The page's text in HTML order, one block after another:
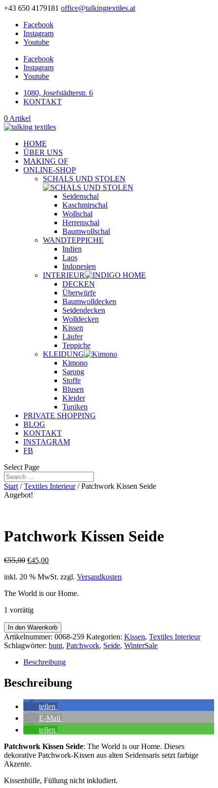
+43 650 4179181 office@talkingtextiles.at
Facebook
Instagram
Youtube
Facebook
Instagram
Youtube
1080, Josefstädterstr. 6
KONTAKT
0 Artikel
HOME
ÜBER UNS
MAKING OF
ONLINE-SHOP
SCHALS UND STOLEN
Seidenschal
Kaschmirschal
Wollschal
Herrenschal
Baumwollschal
WANDTEPPICHE
Indien
Laos
Indonesien
INTERIEUR
DECKEN
Überwürfe
Baumwolldecken
Seidendecken
Wolldecken
Kissen
Läufer
Teppiche
KLEIDUNG
Kimono
Sarong
Stoffe
Blusen
Kleider
Tuniken
PRIVATE SHOPPING
BLOG
KONTAKT
INSTAGRAM
FB
Select Page
Start /Textiles Interieur/ Patchwork Kissen Seide
Angebot!
Patchwork Kissen Seide
€55,00 Ursprünglicher
war:
€45,00Aktueller
ist:
inkl. 20 % MwSt. zzgl. Versandkosten
The World is our Home.
1 vorrätig
Patchwork
Kissen
Seide
Menge
In den Warenkorb
Artikelnummer: 0068-259 Kategorien: Kissen, Textiles Interieur
Schlagwörter: bunt, Patchwork, Seide, WinterSale
Beschreibung
Beschreibung
teilen
E-Mail
teilen
Patchwork Kissen Seide: The World is our Home. Dieses
dekorative Patchwork-Kissen aus alten Seidensaris setzt farbige
Akzente.
Kissenhülle, Füllung nicht inkludiert.